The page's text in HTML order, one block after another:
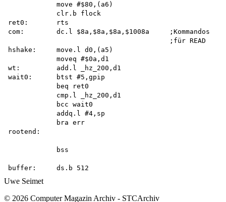
            move #$80,(a6)
            clr.b flock
ret0:       rts
com:        dc.l $8a,$8a,$8a,$1008a     ;Kommandos
                                        ;für READ
hshake:     move.l d0,(a5)
            moveq #$0a,d1
wt:         add.l _hz_200,d1
wait0:      btst #5,gpip
            beq ret0
            cmp.l _hz_200,d1
            bcc wait0
            addq.l #4,sp
            bra err
rootend:
            bss
Uwe Seimet
© 2026 Computer Magazin Archiv - STCArchiv